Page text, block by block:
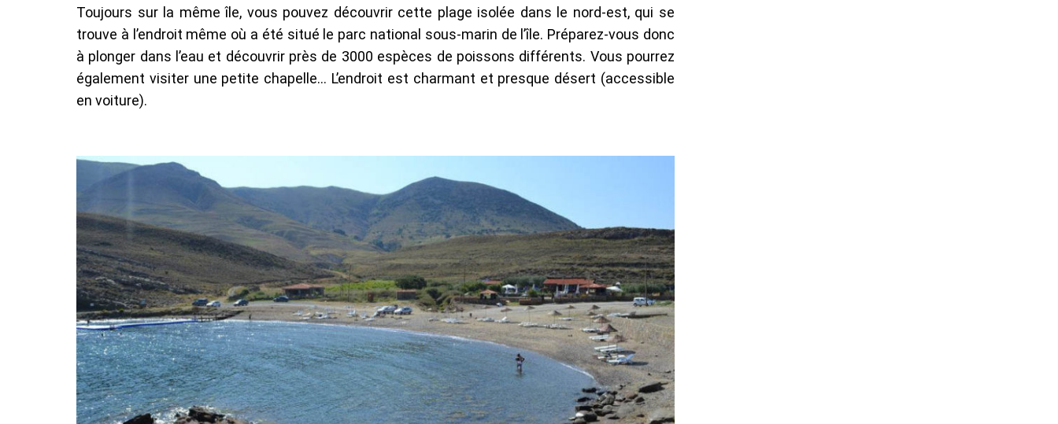
Toujours sur la même île, vous pouvez découvrir cette plage isolée dans le nord-est, qui se
trouve à l’endroit même où a été situé le parc national sous-marin de l’île. Préparez-vous donc
à plonger dans l’eau et découvrir près de 3000 espèces de poissons différents. Vous pourrez
également visiter une petite chapelle… L’endroit est charmant et presque désert (accessible
en voiture).